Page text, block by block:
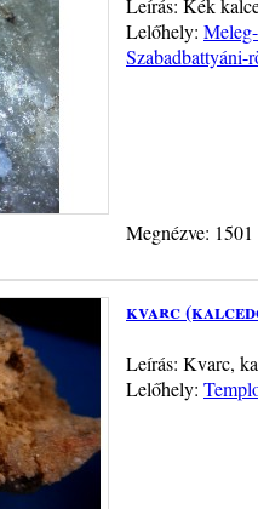
Leírás: Kék
Lelőhely:
Szabadbattyáni-
Megnézve:
kvarc
Leírás: Kvarc,
Lelőhely: